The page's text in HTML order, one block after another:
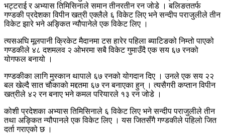
भट्टराई र अभ्यास तिमिसिनाले समान तीनरतीन रन जोडे । बलिङततर्फ
गण्डकी प्रदेशका विपीन खत्री एक्लैले ६ विकेट लिए भने सन्दीप पराजुलीले तीन
विकेट झारे भने अङ्कित न्यौपानेले एक विकेट लिए ।
त्यसअघि मूलपानी क्रिकेट मैदानमा टस हारेर पहिला ब्याटिङको निम्तो पाएको
गण्डकीले ४८ दशमलव २ ओभरमा सबै विकेट गुमाउँदै एक सय ६७ रनको
योगफल बनायो ।
गण्डकीका लागि मुस्कान थापाले ६७ रनको योगदान दिए । उनले एक सय २२
बल खेल्दै सात चौकाको मद्दतमा ६७ रन बनाएका हुन् । त्यसैगरी कप्तान विपीन
खत्रीले ४२ रन बनाए भने कमल परियारले १३ रन जोडे ।
कोशी प्रदेशका अभ्यास तिमिसिनाले ६ विकेट लिए भने सन्दीप पराजुलीले तीन
तथा अङ्कित न्यौपानले एक विकेट लिए । यस जितसँगै गण्डकीले पहिलो जित
दर्ता गराएको छ ।